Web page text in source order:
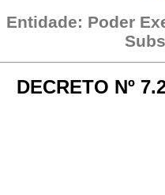
Entidade: Poder
DECRETO Nº